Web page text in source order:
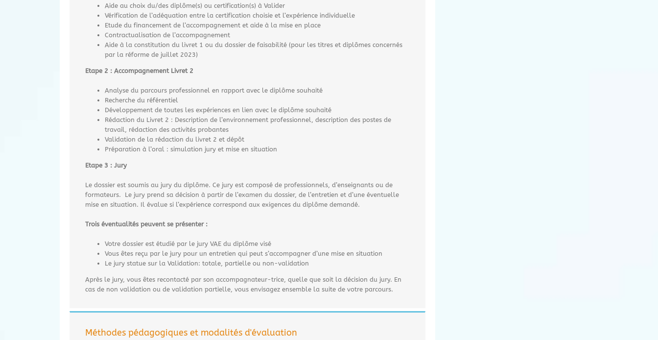
Aide au choix du/des diplôme(s) ou certification(s) à Valider
Vérification de l’adéquation entre la certification choisie et l’expérience individuelle
Etude du financement de l’accompagnement et aide à la mise en place
Contractualisation de l’accompagnement
Aide à la constitution du livret 1 ou du dossier de faisabilité (pour les titres et diplômes concernés
par la réforme de juillet 2023)
Etape 2 : Accompagnement Livret 2
Analyse du parcours professionnel en rapport avec le diplôme souhaité
Recherche du référentiel
Développement de toutes les expériences en lien avec le diplôme souhaité
Rédaction du Livret 2 : Description de l’environnement professionnel, description des postes de
travail, rédaction des activités probantes
Validation de la rédaction du livret 2 et dépôt
Préparation à l’oral : simulation jury et mise en situation
Etape 3 : Jury
Le dossier est soumis au jury du diplôme. Ce jury est composé de professionnels, d’enseignants ou de
formateurs. Le jury prend sa décision à partir de l’examen du dossier, de l’entretien et d’une éventuelle
mise en situation. Il évalue si l’expérience correspond aux exigences du diplôme demandé.
Trois éventualités peuvent se présenter :
Votre dossier est étudié par le jury VAE du diplôme visé
Vous êtes reçu par le jury pour un entretien qui peut s’accompagner d’une mise en situation
Le jury statue sur la Validation: totale, partielle ou non-validation
Après le jury, vous êtes recontacté par son accompagnateur-trice, quelle que soit la décision du jury. En
cas de non validation ou de validation partielle, vous envisagez ensemble la suite de votre parcours.
Méthodes pédagogiques et modalités d'évaluation